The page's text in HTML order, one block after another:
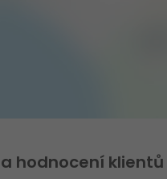
a hodnocení klientů